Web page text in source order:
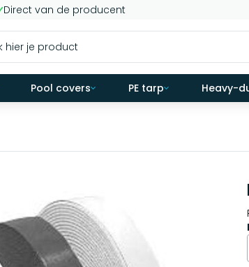
Direct van de producent
Pool covers PE tarp Heavy-